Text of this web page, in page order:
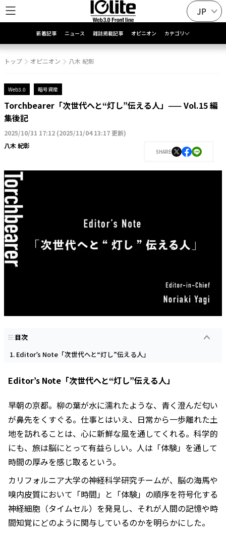
JP
新着記事 ニュース 雑誌掲載記事 オピニオン カテゴリ
トップ オピニオン 八木 紀彰
Web3.0 暗号資産
Torchbearer「次世代へと“灯し”伝える人」—— Vol.15 編
集後記
2025/10/31 17:12 (2025/11/04 13:17 更新)
八木 紀彰
SHARE
目次
Editor’s Note「次世代へと“灯し”伝える人」
Editor’s Note「次世代へと“灯し”伝える人」
早朝の京都。柳の葉が水に濡れたような、青く澄んだ匂い
が鼻先をくすぐる。仕事とはいえ、日常から一歩離れた土
地を訪れることは、心に新鮮な風を通してくれる。科学的
にも、旅は脳にとって有益らしい。人は「体験」を通して
時間の厚みを感じ取るという。
カリフォルニア大学の神経科学研究チームが、脳の海馬や
嗅内皮質において「時間」と「体験」の順序を符号化する
神経細胞（タイムセル）を発見し、それが人間の記憶や時
間知覚にどのように関与しているのかを明らかにした。